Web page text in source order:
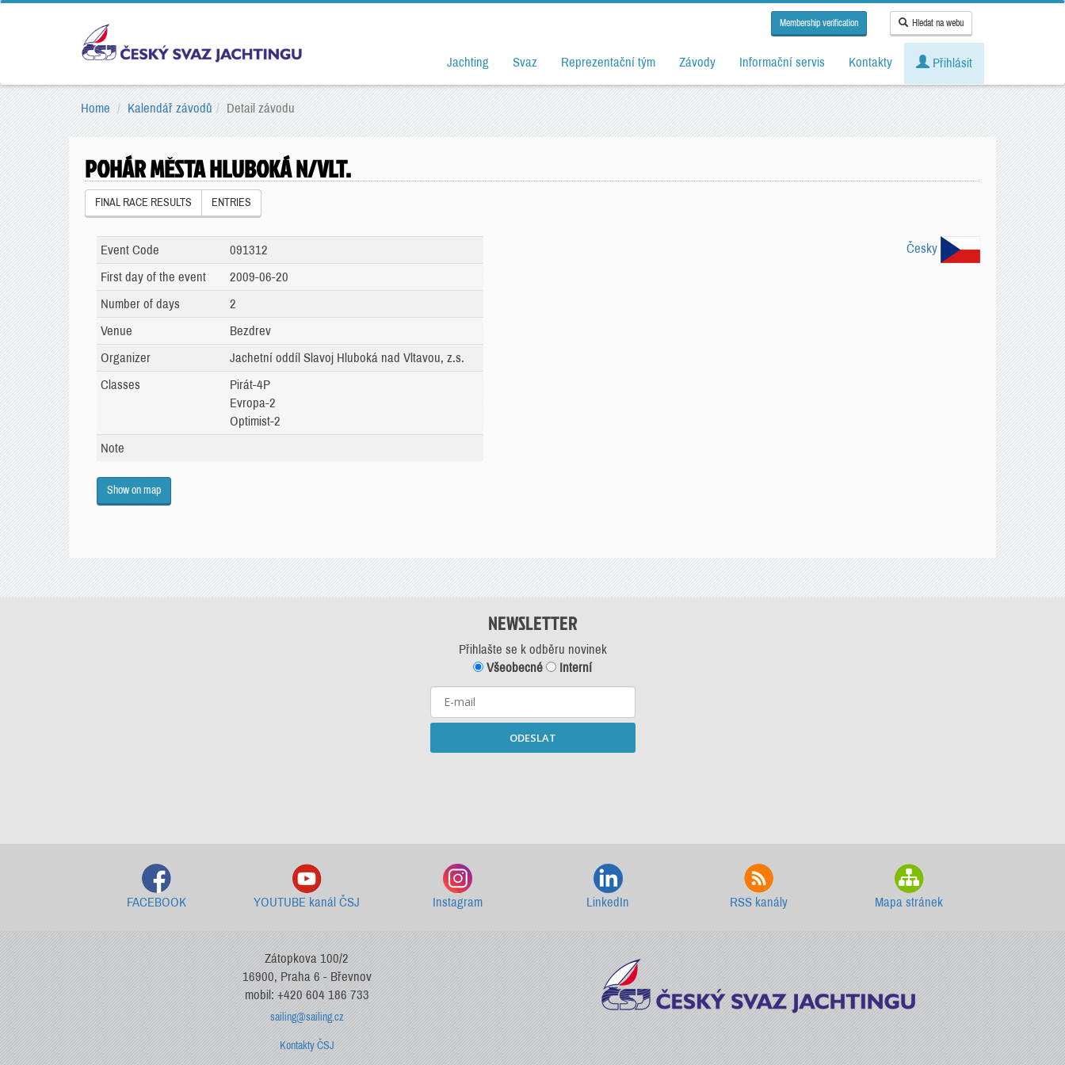
Membership verification Hledat na webu
Jachting Svaz Reprezentační tým Závody Informační servis Kontakty Přihlásit
Home Kalendář závodů Detail závodu
POHÁR MĚSTA HLUBOKÁ N/VLT.
FINAL RACE RESULTS ENTRIES
Česky
Event Code
091312
First day of the event
2009-06-20
Number of days
2
Venue
Bezdrev
Organizer
Jachetní oddíl Slavoj Hluboká nad Vltavou, z.s.
Classes
Pirát-4P
Evropa-2
Optimist-2
Note
Show on map
NEWSLETTER
Přihlašte se k odběru novinek
Všeobecné
Interní
ODESLAT
FACEBOOK YOUTUBE kanál ČSJ Instagram LinkedIn RSS kanály Mapa stránek
Zátopkova 100/2
16900, Praha 6 - Břevnov
mobil: +420 604 186 733
sailing@sailing.cz
Kontakty ČSJ